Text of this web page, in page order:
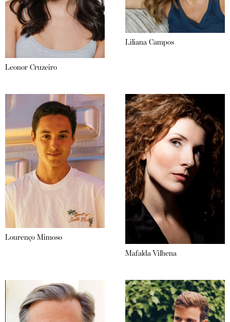
Leonor Cruzeiro
Liliana Campos
Lourenço Mimoso
Mafalda Vilhena